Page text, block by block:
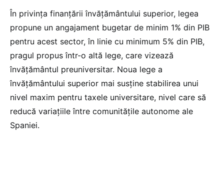
În privința finanțării învățământului superior, legea
propune un angajament bugetar de minim 1% din PIB
pentru acest sector, în linie cu minimum 5% din PIB,
pragul propus într-o altă lege, care vizează
învățământul preuniversitar. Noua lege a
învățământului superior mai susține stabilirea unui
nivel maxim pentru taxele universitare, nivel care să
reducă variațiile între comunitățile autonome ale
Spaniei.